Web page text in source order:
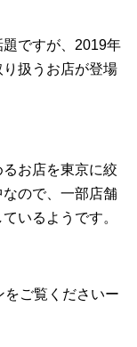
題ですが、2019年
扱うお店が登場
お店を東京に絞
ので、一部店舗
いるようです。
ご覧くださいー